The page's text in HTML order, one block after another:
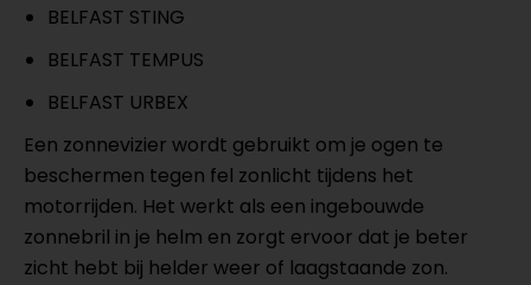
BELFAST STING
BELFAST TEMPUS
BELFAST URBEX
Een zonnevizier wordt gebruikt om je ogen te
beschermen tegen fel zonlicht tijdens het
motorrijden. Het werkt als een ingebouwde
zonnebril in je helm en zorgt ervoor dat je beter
zicht hebt bij helder weer of laagstaande zon.